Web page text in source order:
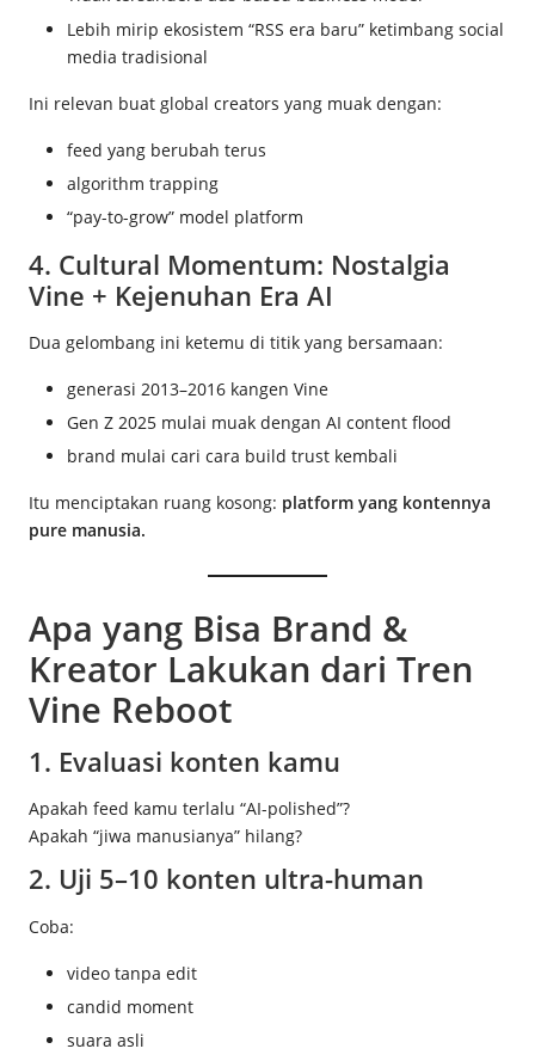
Lebih mirip ekosistem “RSS era baru” ketimbang social
media tradisional
Ini relevan buat global creators yang muak dengan:
feed yang berubah terus
algorithm trapping
“pay-to-grow” model platform
4. Cultural Momentum: Nostalgia
Vine + Kejenuhan Era AI
Dua gelombang ini ketemu di titik yang bersamaan:
generasi 2013–2016 kangen Vine
Gen Z 2025 mulai muak dengan AI content flood
brand mulai cari cara build trust kembali
Itu menciptakan ruang kosong: platform yang kontennya
pure manusia.
Apa yang Bisa Brand &
Kreator Lakukan dari Tren
Vine Reboot
1. Evaluasi konten kamu
Apakah feed kamu terlalu “AI-polished”?
Apakah “jiwa manusianya” hilang?
2. Uji 5–10 konten ultra-human
Coba:
video tanpa edit
candid moment
suara asli